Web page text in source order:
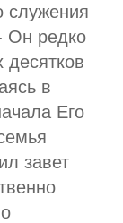
служения
Он редко
десятков
в
Его
завет